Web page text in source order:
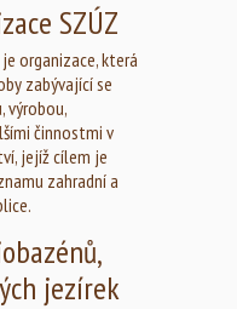
SZÚZ
organizace, která
zabývající se
výrobou,
činnostmi v
jejíž cílem je
zahradní a
jezírek